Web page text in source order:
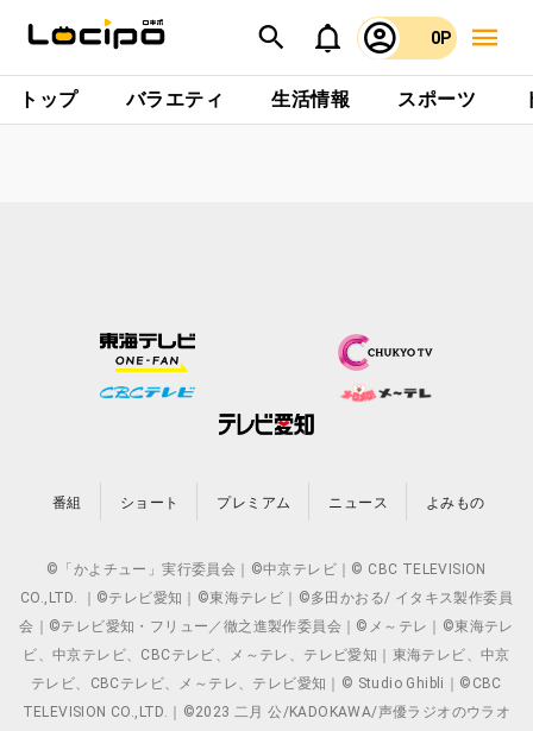
0P
トップ バラエティ 生活情報 スポーツ
番組 ショート プレミアム ニュース よみもの
©「かよチュー」実行委員会｜©中京テレビ｜© CBC TELEVISION
CO.,LTD. ｜©テレビ愛知｜©東海テレビ｜©多田かおる/ イタキス製作委員
会｜©テレビ愛知・フリュー／徹之進製作委員会｜©メ～テレ｜©東海テレ
ビ、中京テレビ、CBCテレビ、メ～テレ、テレビ愛知｜東海テレビ、中京
テレビ、CBCテレビ、メ～テレ、テレビ愛知｜© Studio Ghibli｜©CBC
TELEVISION CO.,LTD.｜©2023 二月 公/KADOKAWA/声優ラジオのウラオ